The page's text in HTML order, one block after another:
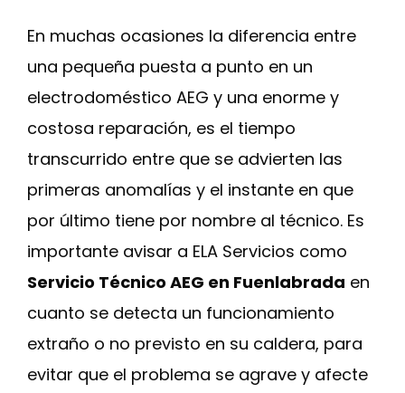
En muchas ocasiones la diferencia entre
una pequeña puesta a punto en un
electrodoméstico AEG y una enorme y
costosa reparación, es el tiempo
transcurrido entre que se advierten las
primeras anomalías y el instante en que
por último tiene por nombre al técnico. Es
importante avisar a ELA Servicios como
Servicio Técnico AEG en Fuenlabrada en
cuanto se detecta un funcionamiento
extraño o no previsto en su caldera, para
evitar que el problema se agrave y afecte